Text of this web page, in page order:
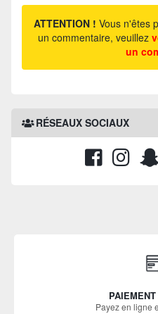
ATTENTION ! Vous n'êtes
un commentaire, veuillez
un
RÉSEAUX SOCIAUX
Payez en ligne